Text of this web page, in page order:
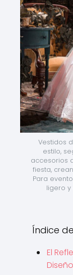
Vestidos
estilo,
accesorios
fiesta,
Para
ligero
Índice
El
Diseño